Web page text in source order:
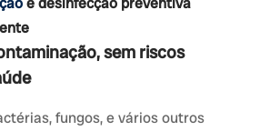
sem riscos
fungos, e vários outros